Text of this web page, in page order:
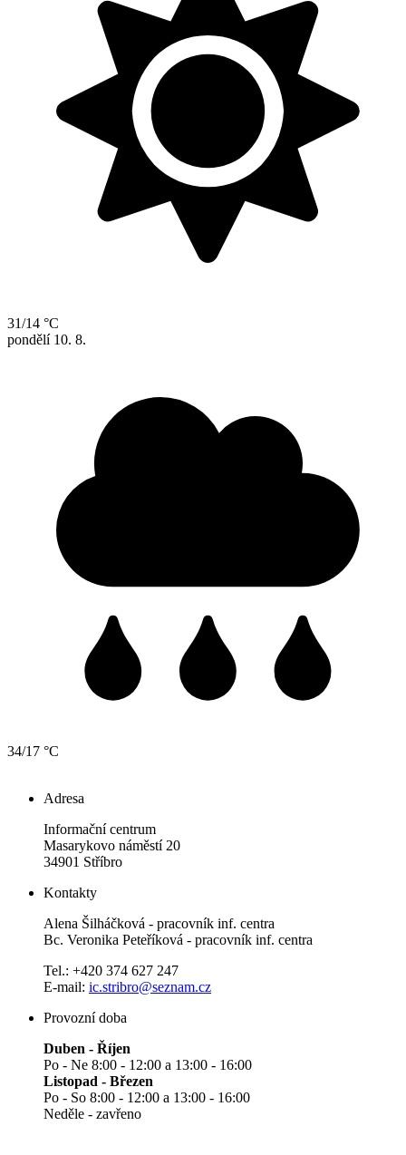
31/14 °C
pondělí 10. 8.
34/17 °C
Adresa
Informační centrum
Masarykovo náměstí 20
34901 Stříbro
Kontakty
Alena Šilháčková - pracovník inf. centra
Bc. Veronika Peteříková - pracovník inf. centra
Tel.: +420 374 627 247
E-mail: ic.stribro@seznam.cz
Provozní doba
Duben - Říjen
Po - Ne 8:00 - 12:00 a 13:00 - 16:00
Listopad - Březen
Po - So 8:00 - 12:00 a 13:00 - 16:00
Neděle - zavřeno